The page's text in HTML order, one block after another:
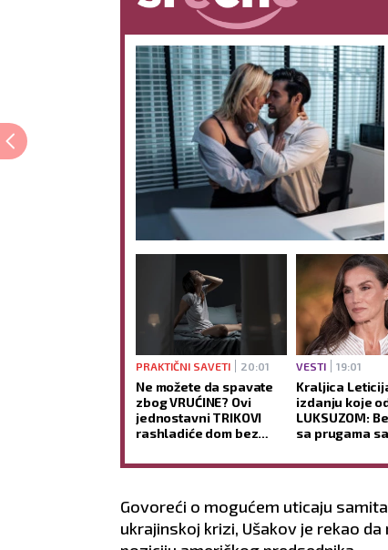
PRAKTIČNI SAVETI 20:01
Ne možete da spavate
zbog VRUĆINE? Ovi
jednostavni TRIKOVI
rashladiće dom bez
lakše zaspite
VESTI 19:01
Kraljica
izdanju koje
LUKSUZOM:
sa prugama
dane
Govoreći o mogućem uticaju
ukrajinskoj krizi, Ušakov je rekao